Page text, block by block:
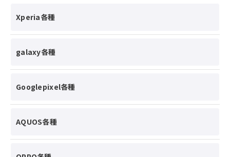
Xperia各種
galaxy各種
Googlepixel各種
AQUOS各種